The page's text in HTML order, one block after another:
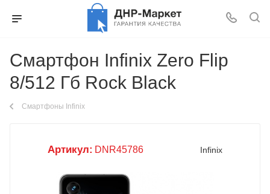
Смартфон Infinix Zero Flip
8/512 Гб Rock Black
Смартфоны Infinix
Артикул: DNR45786 Infinix